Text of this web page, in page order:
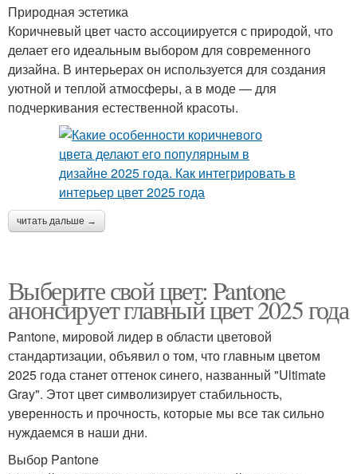
Природная эстетика
Коричневый цвет часто ассоциируется с природой, что
делает его идеальным выбором для современного
дизайна. В интерьерах он используется для создания
уютной и теплой атмосферы, а в моде — для
подчеркивания естественной красоты.
читать дальше →
Выберите свой цвет: Pantone
анонсирует главный цвет 2025 года
Pantone, мировой лидер в области цветовой
стандартизации, объявил о том, что главным цветом
2025 года станет оттенок синего, названный "Ultimate
Gray". Этот цвет символизирует стабильность,
уверенность и прочность, которые мы все так сильно
нуждаемся в наши дни.
Выбор Pantone